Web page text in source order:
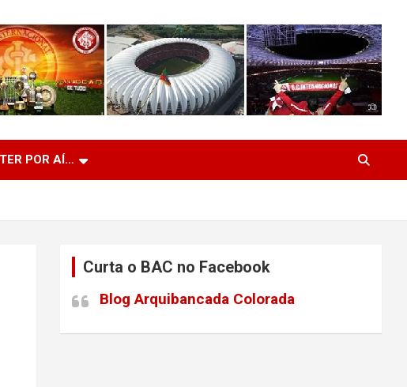
POR AÍ…
Curta o BAC no Facebook
Blog Arquibancada Colorada